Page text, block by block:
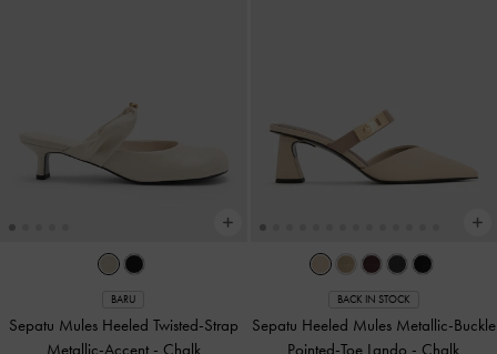
BARU
Sepatu Mules Heeled Twisted-Strap
Metallic-Accent - Chalk
BACK IN STOCK
Sepatu Heeled Mules Metallic-Buckle
Pointed-Toe Lando - Chalk